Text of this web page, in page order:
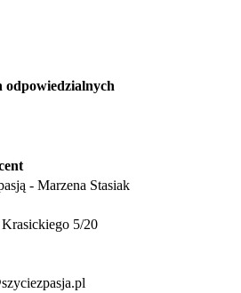
odpowiedzialnych
- Marzena Stasiak
5/20